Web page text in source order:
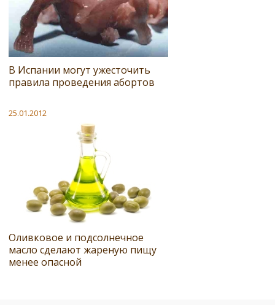
В Испании могут ужесточить
правила проведения абортов
25.01.2012
Оливковое и подсолнечное
масло сделают жареную пищу
менее опасной